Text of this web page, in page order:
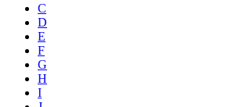
C
D
E
F
G
H
I